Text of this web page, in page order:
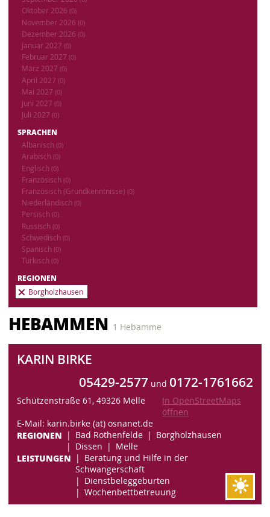
Oktober 2026 (0)
November 2026 (0)
Dezember 2026 (0)
Januar 2027 (0)
Februar 2027 (0)
März 2027 (0)
April 2027 (0)
Mai 2027 (0)
Juni 2027 (0)
Juli 2027 (0)
SPRACHEN
Albanisch (0)
Arabisch (0)
Englisch (0)
Französisch (0)
Französisch (Grundkenntnisse) (0)
Niederländisch (0)
Persisch (0)
Russisch (0)
Schwedisch (0)
Spanisch (0)
Türkisch (0)
REGIONEN
Borgholzhausen
HEBAMMEN 1 Hebamme
KARIN BIRKE
05429-2577 und 0172-1761662
Schützenstraße 61, 49326 Melle
In OpenStreetMaps
öffnen
E-Mail: karin.birke (at) osnanet.de
REGIONEN Bad Rothenfelde
Borgholzhausen
Dissen
Melle
LEISTUNGEN
Beratung und Hilfe in der
Schwangerschaft
Dienstbeleggeburten
Wochenbettbetreuung